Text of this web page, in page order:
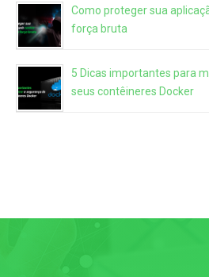
Como proteger sua
força bruta
5 Dicas importantes para
seus contêineres Docker